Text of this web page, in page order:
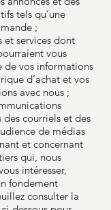
tels qu’une
;
et services dont
vous
de vos informations
d’achat et vos
avec nous ;
courriels et des
de médias
et concernant
qui, nous
intéresser,
fondement
consulter la